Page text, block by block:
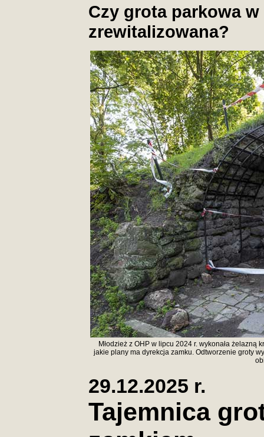
Czy grota parkowa
zrewitalizowana?
Młodzież z OHP w lipcu 2024 r. wykonała
jakie plany ma dyrekcja zamku. Odtworzenie groty
29.12.2025 r.
Tajemnica